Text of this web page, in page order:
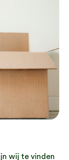
wij te vinden